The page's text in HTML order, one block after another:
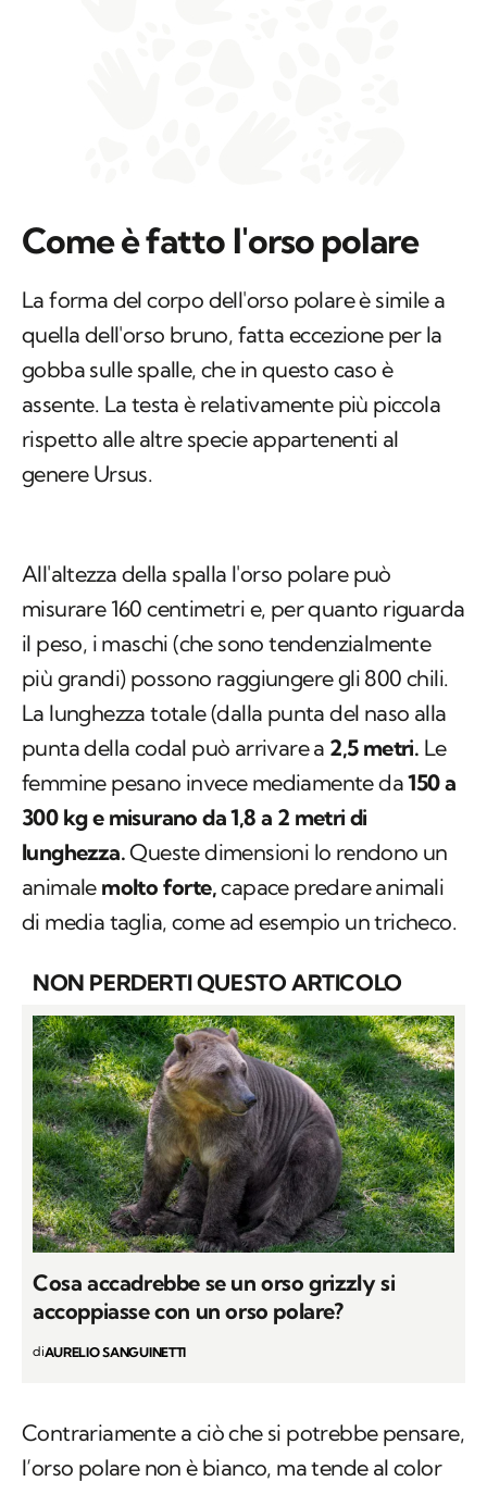
Come è fatto l'orso polare
La forma del corpo dell'orso polare è simile a
quella dell'orso bruno, fatta eccezione per la
gobba sulle spalle, che in questo caso è
assente. La testa è relativamente più piccola
rispetto alle altre specie appartenenti al
genere Ursus.
All'altezza della spalla l'orso polare può
misurare 160 centimetri e, per quanto riguarda
il peso, i maschi (che sono tendenzialmente
più grandi) possono raggiungere gli 800 chili.
La lunghezza totale (dalla punta del naso alla
punta della codaI può arrivare a 2,5 metri. Le
femmine pesano invece mediamente da150 a
300 kg e misurano da 1,8 a 2 metri di
lunghezza.Queste dimensioni lo rendono un
animale molto forte,capace predare animali
di media taglia, come ad esempio un tricheco.
NON PERDERTI QUESTO ARTICOLO
Cosa accadrebbe se un orso grizzly si
accoppiasse con un orso polare?
diAURELIO SANGUINETTI
Contrariamente a ciò che si potrebbe pensare,
l’orso polare non è bianco, ma tende al color